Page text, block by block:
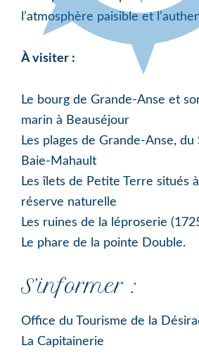
l’atmosphère paisible et
À visiter :
Le bourg de Grande-Anse et
marin à Beauséjour
Les plages de Grande-Anse,
Baie-Mahault
Les îlets de Petite Terre situés
réserve naturelle
Les ruines de la léproserie
Le phare de la pointe Double.
S’informer :
Office du Tourisme de la
La Capitainerie